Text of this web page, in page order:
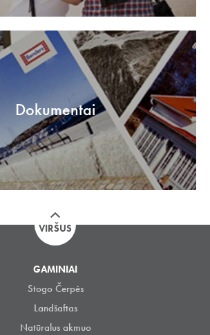
Dokumentai
VIRŠUS
GAMINIAI
Stogo Čerpės
Landšaftas
Natūralus akmuo